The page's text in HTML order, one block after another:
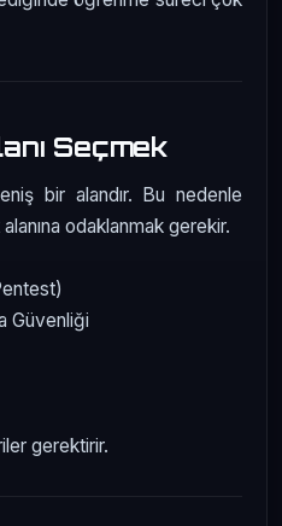
Seçmek
bir alandır. Bu nedenle
odaklanmak gerekir.
Güvenliği
gerektirir.